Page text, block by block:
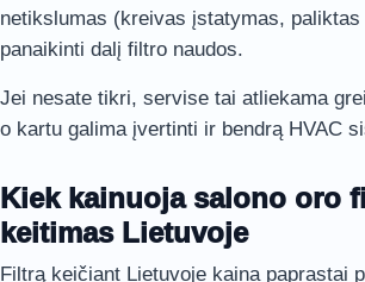
netikslumas (kreivas įstatymas, paliktas
panaikinti dalį filtro naudos.
Jei nesate tikri, servise tai atliekama
o kartu galima įvertinti ir bendrą HVAC
Kiek kainuoja salono oro
keitimas Lietuvoje
Filtrą keičiant Lietuvoje kaina paprastai